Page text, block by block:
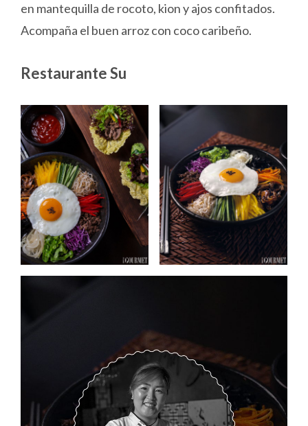
en mantequilla de rocoto, kion y ajos confitados.
Acompaña el buen arroz con coco caribeño.
Restaurante Su